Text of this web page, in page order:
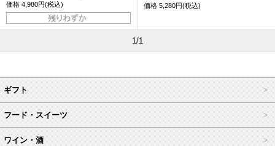
価格 4,980円(税込) 価格 5,280円(税込)
1/1
ギフト
フード・スイーツ
ワイン・酒